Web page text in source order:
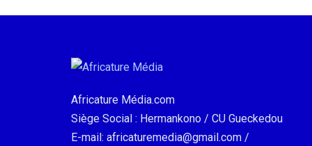
Africature Média.com
Siège Social : Hermankono / CU Gueckedou
E-mail: africaturemedia@gmail.com /